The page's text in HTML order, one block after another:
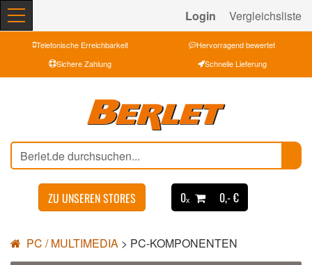
Login Vergleichsliste
Telefonische Erreichbarkeit
Hervorragend bewertet
Sichere Zahlung
Schnelle Lieferung
ZU UNSEREN STORES 0ₓ 0,- €
PC / MULTIMEDIA > PC-KOMPONENTEN